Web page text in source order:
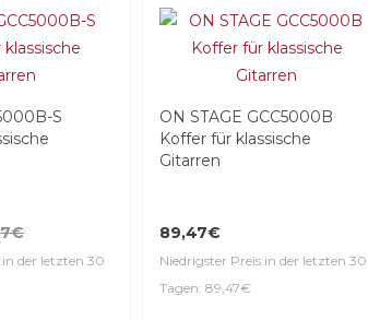
S
in der letzten 30
ON STAGE GCC5000B
Koffer für klassische
Gitarren
89,47€
Niedrigster Preis in der letzten 30
Tagen: 89,47€